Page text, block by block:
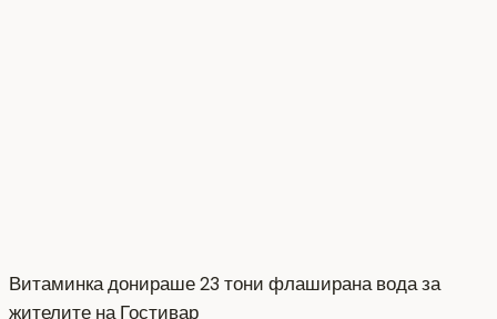
Витаминка донираше 23 тони флаширана вода за
жителите на Гостивар